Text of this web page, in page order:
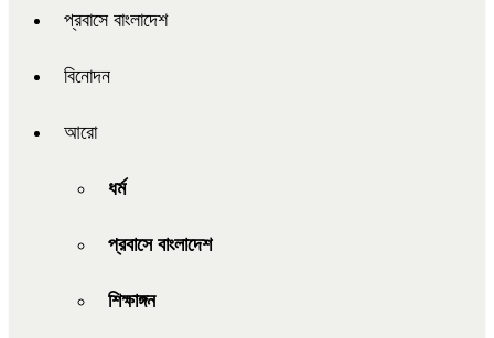
প্রবাসে বাংলাদেশ
বিনোদন
আরো
ধর্ম
প্রবাসে বাংলাদেশ
শিক্ষাঙ্গন